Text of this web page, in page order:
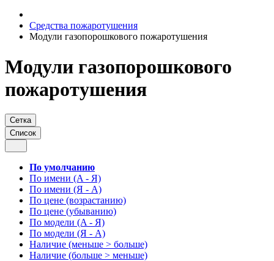
Средства пожаротушения
Модули газопорошкового пожаротушения
Модули газопорошкового
пожаротушения
Сетка
Список
По умолчанию
По имени (A - Я)
По имени (Я - A)
По цене (возрастанию)
По цене (убыванию)
По модели (A - Я)
По модели (Я - A)
Наличие (меньше > больше)
Наличие (больше > меньше)